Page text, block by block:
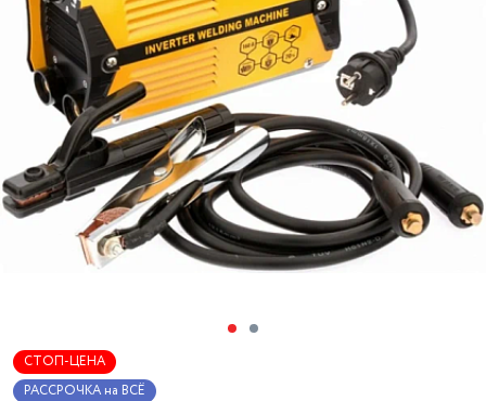
СТОП-ЦЕНА
РАССРОЧКА на ВСЁ